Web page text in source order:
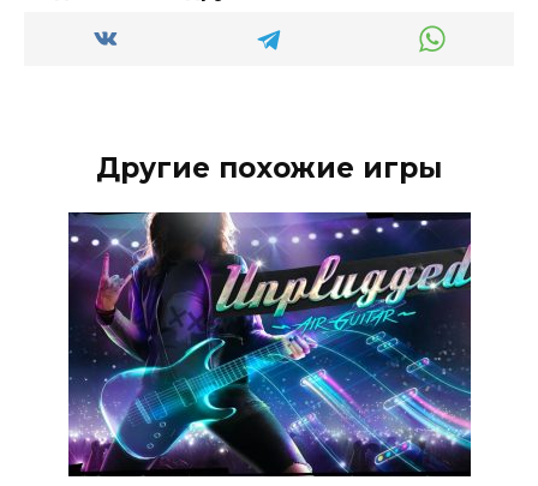
Другие похожие игры